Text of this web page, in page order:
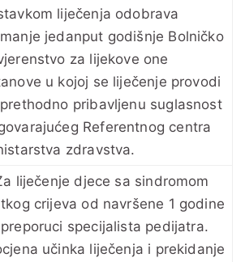
liječenja odobrava
jedanput godišnje Bolničko
za lijekove one
u kojoj se liječenje provodi
pribavljenu suglasnost
Referentnog centra
zdravstva.
liječenje djece sa sindromom
crijeva od navršene 1 godine
specijalista pedijatra.
učinka liječenja i prekidanje